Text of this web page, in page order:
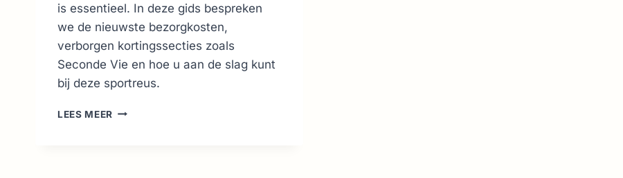
is essentieel. In deze gids bespreken
we de nieuwste bezorgkosten,
verborgen kortingssecties zoals
Seconde Vie en hoe u aan de slag kunt
bij deze sportreus.
LEES MEER DECATHLON